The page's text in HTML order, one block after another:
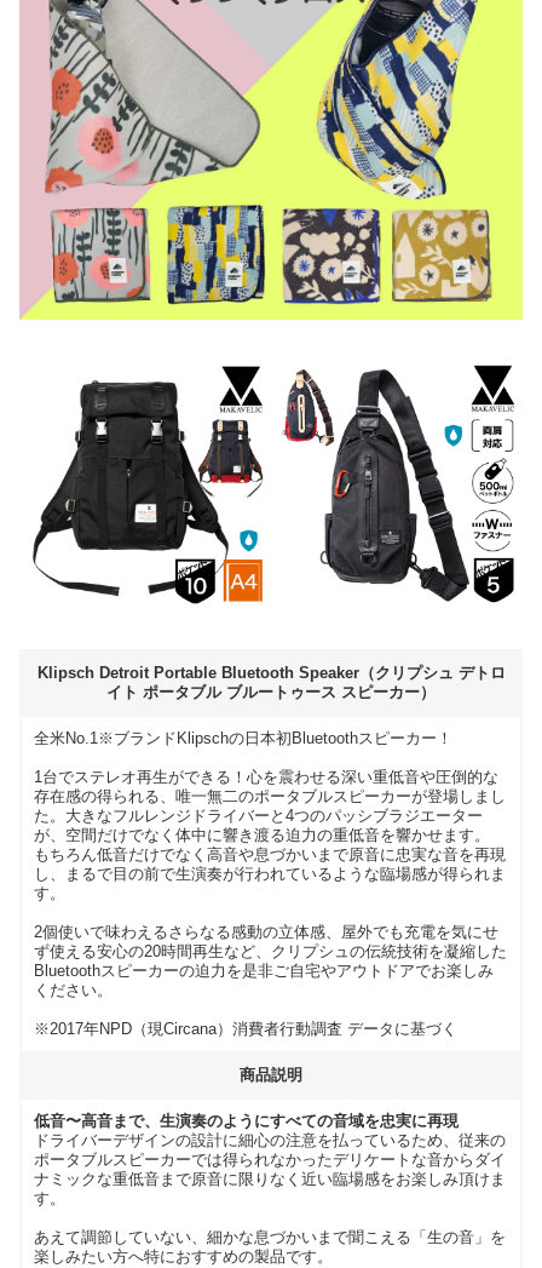
Klipsch Detroit Portable Bluetooth Speaker（クリプシュ デトロ
イト ポータブル ブルートゥース スピーカー）
全米No.1※ブランドKlipschの日本初Bluetoothスピーカー！
1台でステレオ再生ができる！心を震わせる深い重低音や圧倒的な
存在感の得られる、唯一無二のポータブルスピーカーが登場しまし
た。大きなフルレンジドライバーと4つのパッシブラジエーター
が、空間だけでなく体中に響き渡る迫力の重低音を響かせます。
もちろん低音だけでなく高音や息づかいまで原音に忠実な音を再現
し、まるで目の前で生演奏が行われているような臨場感が得られま
す。
2個使いで味わえるさらなる感動の立体感、屋外でも充電を気にせ
ず使える安心の20時間再生など、クリプシュの伝統技術を凝縮した
Bluetoothスピーカーの迫力を是非ご自宅やアウトドアでお楽しみ
ください。
※2017年NPD（現Circana）消費者行動調査 データに基づく
商品説明
低音〜高音まで、生演奏のようにすべての音域を忠実に再現
ドライバーデザインの設計に細心の注意を払っているため、従来の
ポータブルスピーカーでは得られなかったデリケートな音からダイ
ナミックな重低音まで原音に限りなく近い臨場感をお楽しみ頂けま
す。
あえて調節していない、細かな息づかいまで聞こえる「生の音」を
楽しみたい方へ特におすすめの製品です。